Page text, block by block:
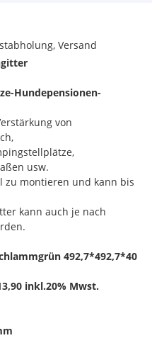
Versand
Hundepensionen-
von
usw.
zu montieren und kann bis
kann auch je nach
492,7*492,7*40
inkl.20% Mwst.